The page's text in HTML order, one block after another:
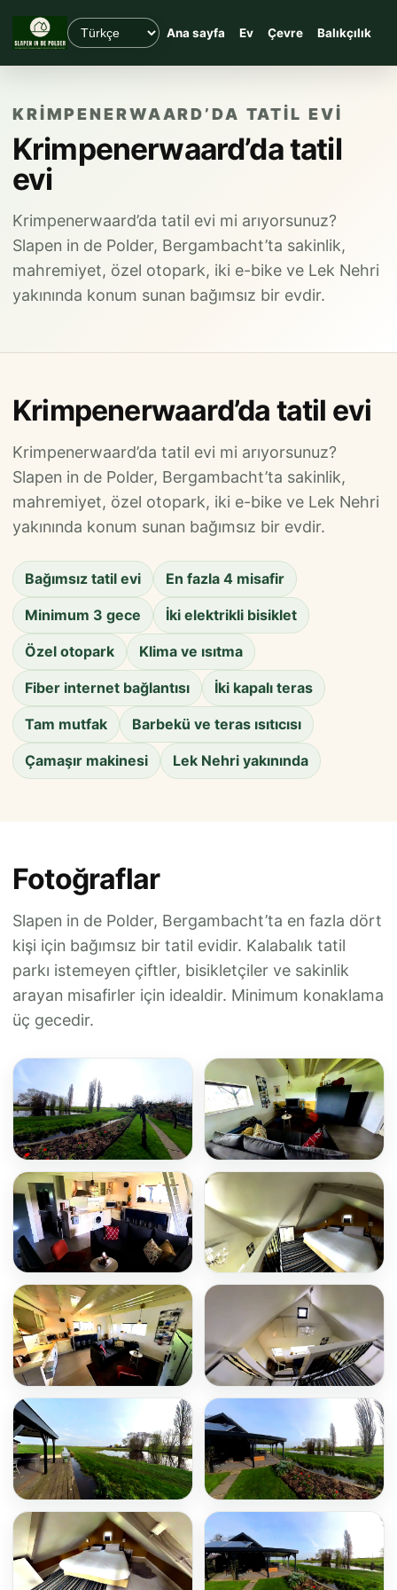
Ana sayfa Ev Çevre Balıkçılık
KRIMPENERWAARD’DA TATIL EVI
Krimpenerwaard’da tatil
evi
Krimpenerwaard’da tatil evi mi arıyorsunuz?
Slapen in de Polder, Bergambacht’ta sakinlik,
mahremiyet, özel otopark, iki e-bike ve Lek Nehri
yakınında konum sunan bağımsız bir evdir.
Krimpenerwaard’da tatil evi
Krimpenerwaard’da tatil evi mi arıyorsunuz?
Slapen in de Polder, Bergambacht’ta sakinlik,
mahremiyet, özel otopark, iki e-bike ve Lek Nehri
yakınında konum sunan bağımsız bir evdir.
Bağımsız tatil evi En fazla 4 misafir
Minimum 3 gece İki elektrikli bisiklet
Özel otopark Klima ve ısıtma
Fiber internet bağlantısı İki kapalı teras
Tam mutfak Barbekü ve teras ısıtıcısı
Çamaşır makinesi Lek Nehri yakınında
Fotoğraflar
Slapen in de Polder, Bergambacht’ta en fazla dört
kişi için bağımsız bir tatil evidir. Kalabalık tatil
parkı istemeyen çiftler, bisikletçiler ve sakinlik
arayan misafirler için idealdir. Minimum konaklama
üç gecedir.